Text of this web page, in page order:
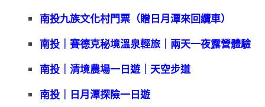
南投九族文化村門票（贈日月潭來回纜車）
南投｜賽德克秘境溫泉輕旅｜兩天一夜露營體驗
南投｜清境農場一日遊｜天空步道
南投｜日月潭探險一日遊